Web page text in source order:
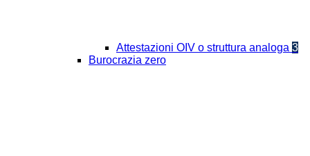
Attestazioni OIV o struttura analoga 3
Burocrazia zero